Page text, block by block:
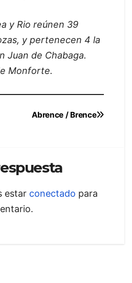
y Rio reúnen 39
y pertenecen 4 la
Juan de Chabaga.
Monforte.
Abrence / Brence
estar conectado para